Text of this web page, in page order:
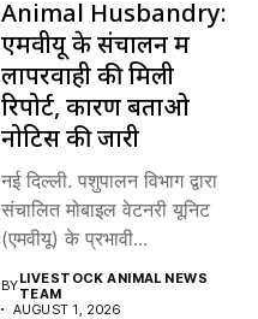
Animal Husbandry:
एमवीयू के संचालन में
लापरवाही की मिली
रिपोर्ट, कारण बताओ
नोटिस की जारी
नई दिल्ली. पशुपालन विभाग द्वारा
संचालित मोबाइल वेटनरी यूनिट
(एमवीयू) के प्रभावी...
BYLIVESTOCK ANIMAL NEWS
TEAM
AUGUST 1, 2026